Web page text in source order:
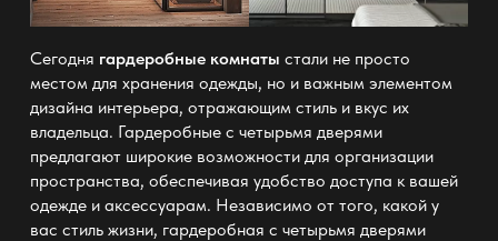
Сегодня гардеробные комнаты стали не просто
местом для хранения одежды, но и важным элементом
дизайна интерьера, отражающим стиль и вкус их
владельца. Гардеробные с четырьмя дверями
предлагают широкие возможности для организации
пространства, обеспечивая удобство доступа к вашей
одежде и аксессуарам. Независимо от того, какой у
вас стиль жизни, гардеробная с четырьмя дверями